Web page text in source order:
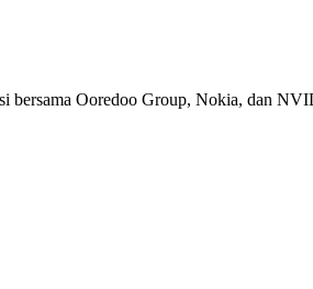
bersama Ooredoo Group, Nokia, dan